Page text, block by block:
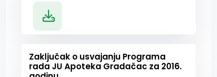
Zaključak o usvajanju Programa
rada JU Apoteka Gradačac za 2016.